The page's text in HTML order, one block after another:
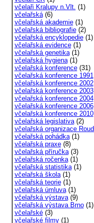
včelaři Kralupy n.Vlt. (1)
včelařská(6)
včelařská akademie(1)
včelařská bibliografie(2)
včelařská encyklopedie(1)
včelařská evidence(1)
včelařská genetika(1)
včelařská hygiena(1)
včelařská konference(31)
včelařská konference 1991
včelařská konference 2002
včelařská konference 2003
včelařská konference 2004
včelařská konference 2006
včelařská konference 2010
včelařská legislativa(2)
včelařská organizace
včelařská pohádka(1)
včelařská praxe(8)
včelařská příručka(3)
včelařská ročenka(1)
včelařská statistika(1)
včelařská škola(1)
včelařská teorie(1)
včelařská úmluva(1)
včelařská výstava(9)
včelařská výstava Brno(1)
včelařské(3)
včelařské filmy(1)